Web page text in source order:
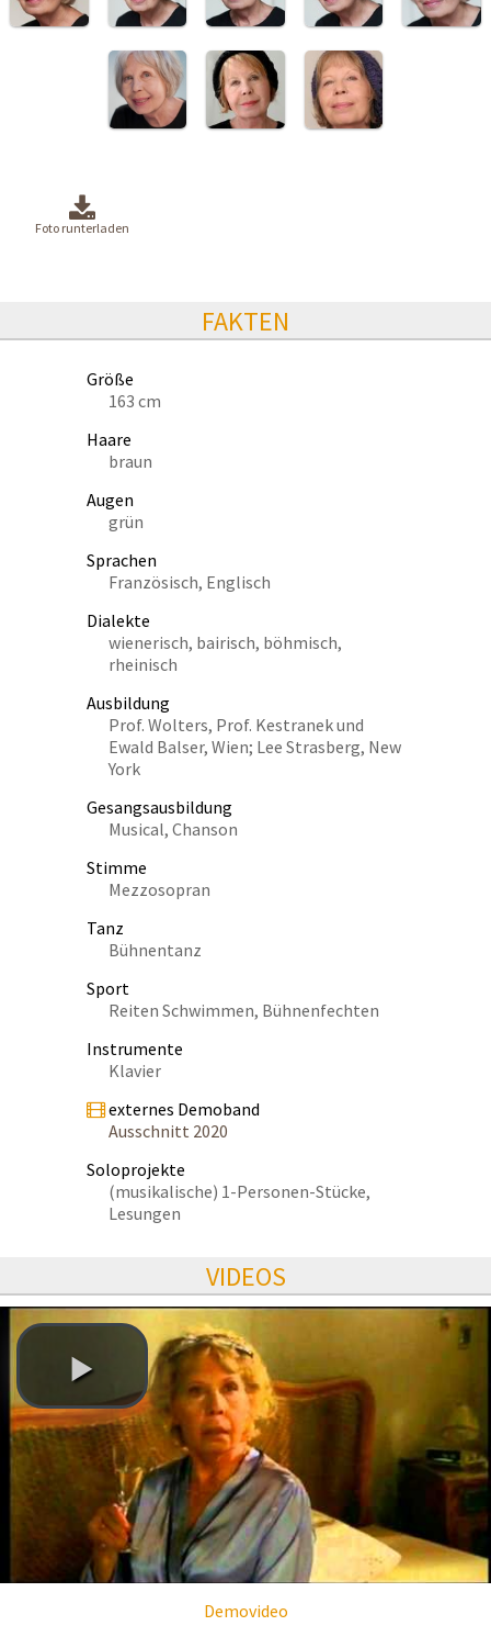
Foto runterladen
FAKTEN
Größe
163 cm
Haare
braun
Augen
grün
Sprachen
Französisch, Englisch
Dialekte
wienerisch, bairisch, böhmisch,
rheinisch
Ausbildung
Prof. Wolters, Prof. Kestranek und
Ewald Balser, Wien; Lee Strasberg, New
York
Gesangsausbildung
Musical, Chanson
Stimme
Mezzosopran
Tanz
Bühnentanz
Sport
Reiten Schwimmen, Bühnenfechten
Instrumente
Klavier
externes Demoband
Ausschnitt 2020
Soloprojekte
(musikalische) 1-Personen-Stücke,
Lesungen
VIDEOS
Demovideo